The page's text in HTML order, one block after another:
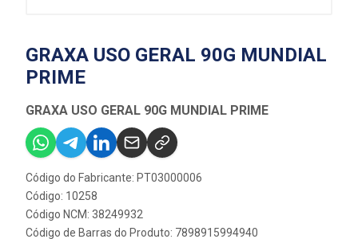
GRAXA USO GERAL 90G MUNDIAL
PRIME
GRAXA USO GERAL 90G MUNDIAL PRIME
Código do Fabricante: PT03000006
Código: 10258
Código NCM: 38249932
Código de Barras do Produto: 7898915994940